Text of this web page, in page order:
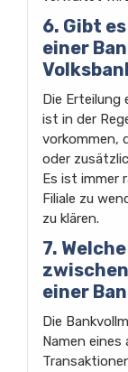
6. Gibt
einer
Die Erteilung
ist in der
vorkommen,
oder
Es ist immer
Filiale zu
zu klären.
7.
einer
Die
Namen